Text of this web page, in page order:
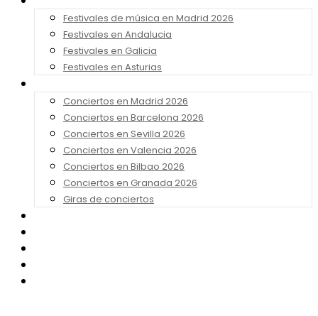
Festivales de música en Madrid 2026
Festivales en Andalucia
Festivales en Galicia
Festivales en Asturias
Conciertos en Madrid 2026
Conciertos en Barcelona 2026
Conciertos en Sevilla 2026
Conciertos en Valencia 2026
Conciertos en Bilbao 2026
Conciertos en Granada 2026
Giras de conciertos